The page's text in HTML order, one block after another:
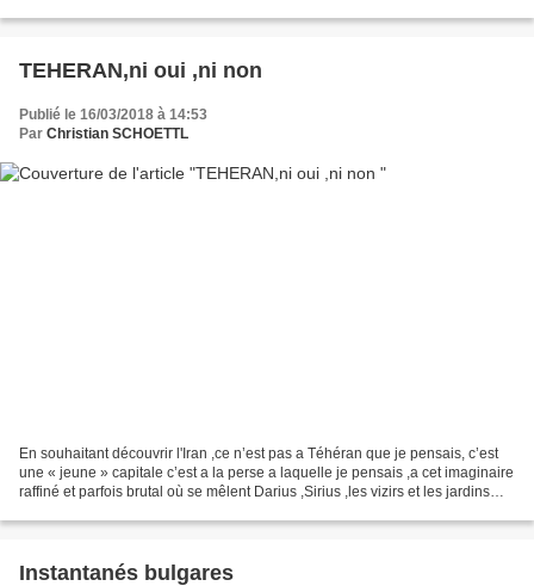
TEHERAN,ni oui ,ni non
Publié le 16/03/2018 à 14:53
Par Christian SCHOETTL
En souhaitant découvrir l'Iran ,ce n’est pas a Téhéran que je pensais, c’est
une « jeune » capitale c’est a la perse a laquelle je pensais ,a cet imaginaire
raffiné et parfois brutal où se mêlent Darius ,Sirius ,les vizirs et les jardins
Instantanés bulgares